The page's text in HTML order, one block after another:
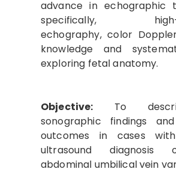
advance in echographic
specifically, high-
echography, color
knowledge and
exploring fetal anatomy.
Objective: To
sonographic findings
outcomes in cases
ultrasound
abdominal umbilical vein